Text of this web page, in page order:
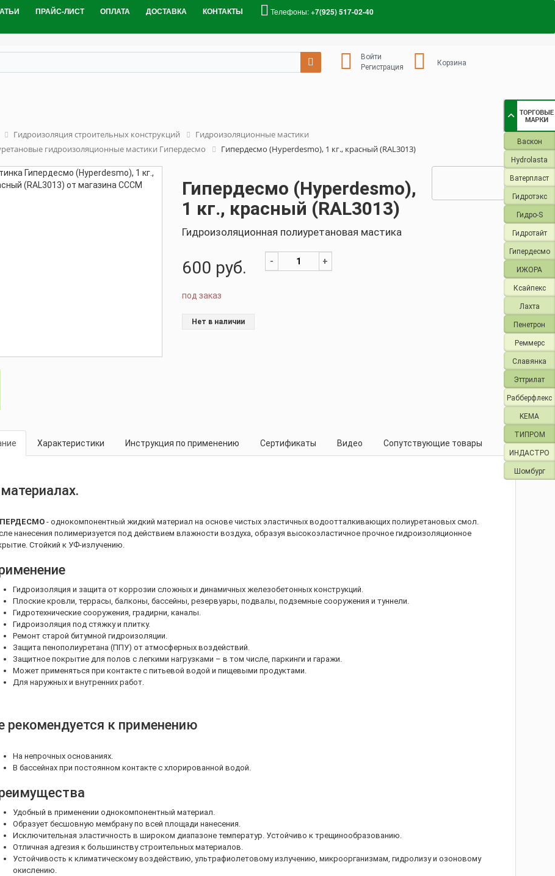
ПРАЙС-ЛИСТ ОПЛАТА ДОСТАВКА КОНТАКТЫ Телефоны:+7(925) 517-02-40
Войти
Регистрация
Корзина
Васкон
Hydrolasta
Ватерпласт
Гидротэкс
Гидро-S
Гидротайт
Гипердесмо
ИЖОРА
Ксайпекс
Лахта
Пенетрон
Реммерс
Славянка
Эттрилат
Рабберфлекс
KEMA
ТИПРОМ
ИНДАСТРО
Шомбург
Гидроизоляция строительных конструкций
Гидроизоляционные мастики
гидроизоляционные мастики Гипердесмо
Гипердесмо (Hyperdesmo), 1 кг., красный (RAL3013)
Гипердесмо (Hyperdesmo),
1 кг., красный (RAL3013)
Гидроизоляционная полиуретановая мастика
600 руб. - +
под заказ
Нет в наличии
Характеристики Инструкция по применению Сертификаты Видео Сопутствующие товары
- однокомпонентный жидкий материал на основе чистых эластичных водоотталкивающих полиуретановых смол.
нанесения полимеризуется под действием влажности воздуха, образуя высокоэластичное прочное гидроизоляционное
Стойкий к УФ-излучению.
Гидроизоляция и защита от коррозии сложных и динамичных железобетонных конструкций.
Плоские кровли, террасы, балконы, бассейны, резервуары, подвалы, подземные сооружения и туннели.
Гидротехнические сооружения, градирни, каналы.
Гидроизоляция под стяжку и плитку.
Ремонт старой битумной гидроизоляции.
Защита пенополиуретана (ППУ) от атмосферных воздействий.
Защитное покрытие для полов с легкими нагрузками – в том числе, паркинги и гаражи.
Может применяться при контакте с питьевой водой и пищевыми продуктами.
Для наружных и внутренних работ.
рекомендуется к применению
На непрочных основаниях.
В бассейнах при постоянном контакте с хлорированной водой.
Удобный в применении однокомпонентный материал.
Образует бесшовную мембрану по всей площади нанесения.
Исключительная эластичность в широком диапазоне температур. Устойчиво к трещинообразованию.
Отличная адгезия к большинству строительных материалов.
Устойчивость к климатическому воздействию, ультрафиолетовому излучению, микроорганизмам, гидролизу и озоновому
окислению.